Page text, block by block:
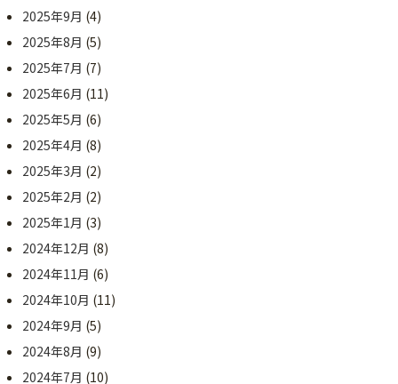
2025年9月 (4)
2025年8月 (5)
2025年7月 (7)
2025年6月 (11)
2025年5月 (6)
2025年4月 (8)
2025年3月 (2)
2025年2月 (2)
2025年1月 (3)
2024年12月 (8)
2024年11月 (6)
2024年10月 (11)
2024年9月 (5)
2024年8月 (9)
2024年7月 (10)